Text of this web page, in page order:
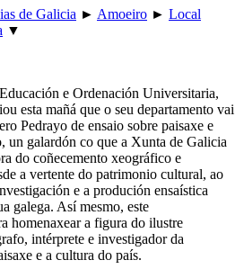
de Galicia ► Amoeiro ► Local
▼
e Ordenación Universitaria,
esta mañá que o seu departamento vai
Pedrayo de ensaio sobre paisaxe e
un galardón co que a Xunta de Galicia
do coñecemento xeográfico e
a vertente do patrimonio cultural, ao
e a produción ensaística
galega. Así mesmo, este
homenaxear a figura do ilustre
intérprete e investigador da
e a cultura do país.